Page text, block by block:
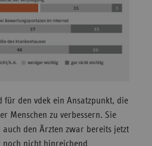
für den vdek ein Ansatzpunkt, die
Menschen zu verbessern. Sie
auch den Ärzten zwar bereits jetzt
nicht hinreichend